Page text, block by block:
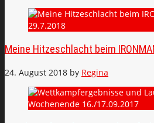
Meine Hitzeschlacht beim
24. August 2018 by Regina